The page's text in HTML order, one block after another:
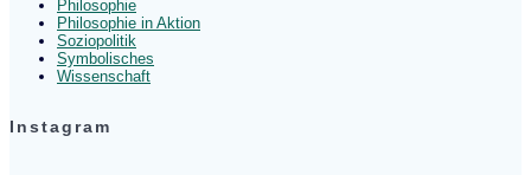
Philosophie
Philosophie in Aktion
Soziopolitik
Symbolisches
Wissenschaft
Instagram